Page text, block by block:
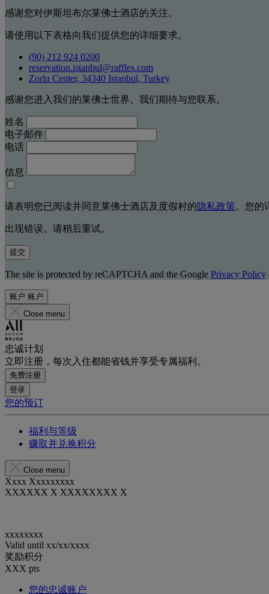
感谢您对伊斯坦布尔莱佛士酒店的关注。
请使用以下表格向我们提供您的详细要求。
(90) 212 924 0200
reservation.istanbul@raffles.com
Zorlu Center, 34340 Istanbul, Turkey
感谢您进入我们的莱佛士世界。我们期待与您联系。
姓名
电子邮件
电话
信息
请表明您已阅读并同意莱佛士酒店及度假村的隐私政策。您的
出现错误。请稍后重试。
提交
The site is protected by reCAPTCHA and the Google Privacy Policy
账户 账户
Close menu
忠诚计划
立即注册，每次入住都能省钱并享受专属福利。
免费注册
登录
您的预订
福利与等级
赚取并兑换积分
Close menu
Xxxx Xxxxxxxxx
XXXXXX X XXXXXXXX X
xxxxxxxx
Valid until xx/xx/xxxx
奖励积分
XXX pts
您的忠诚账户